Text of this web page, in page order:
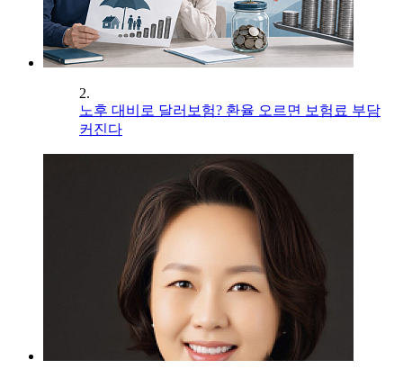
2.
노후 대비로 달러보험? 환율 오르면 보험료 부담
커진다